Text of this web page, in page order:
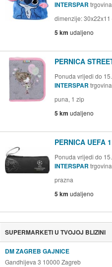
INTERSPAR
dimenzije: 30x22x11
5 km udaljeno
PERNICA
Ponuda vrijedi do
INTERSPAR
puna, 1 zip
5 km udaljeno
PERNICA UEFA
Ponuda vrijedi do
INTERSPAR
prazna
5 km udaljeno
SUPERMARKETI U TVOJOJ BLIZINI
DM ZAGREB GAJNICE
Gandhijeva 3 10000 Zagreb